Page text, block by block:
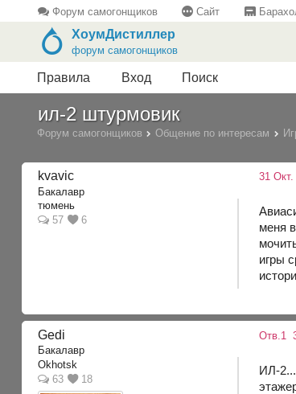
Форум самогонщиков Сайт
ХоумДистиллер
форум самогонщиков
Правила Вход Поиск
ил-2 штурмовик
Форум самогонщиков Общение по интересам
kvavic
Бакалавр
тюмень
57
6
31
меня
игры
Gedi
Бакалавр
Okhotsk
63
18
Отв.1
ИЛ-